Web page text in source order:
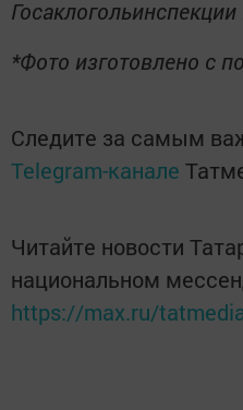
*Фото изготовлено с
Следите за самым
Telegram-канале
Читайте новости
национальном
https://max.ru/